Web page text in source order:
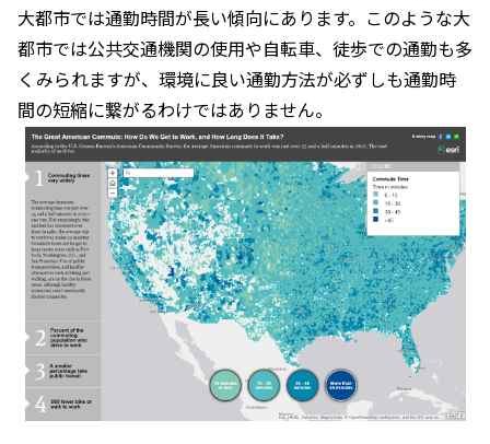
大都市では通勤時間が長い傾向にあります。このような大
都市では公共交通機関の使用や自転車、徒歩での通勤も多
くみられますが、環境に良い通勤方法が必ずしも通勤時
間の短縮に繋がるわけではありません。